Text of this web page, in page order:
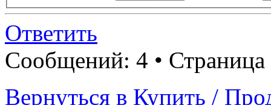
Ответить
Сообщений: 4 • Страница
Вернуться в Купить /